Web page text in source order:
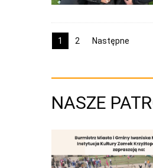
1 2 Następne
NASZE